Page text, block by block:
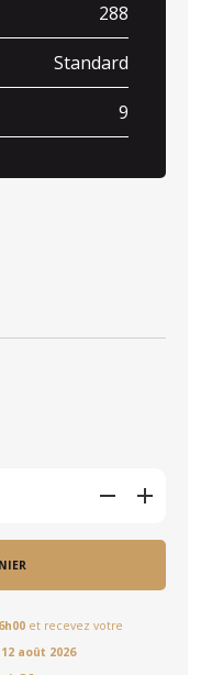
288
Standard
9
et recevez votre
août 2026